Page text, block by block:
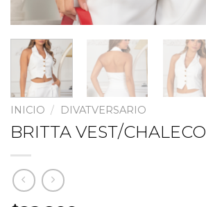
INICIO / DIVATVERSARIO
BRITTA VEST/CHALECO